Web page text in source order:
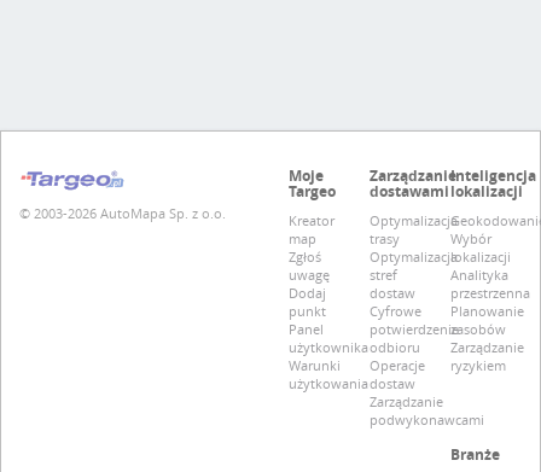
© 2003-2026 AutoMapa Sp. z o.o.
Moje
Targeo
Kreator
map
Zgłoś
uwagę
Dodaj
punkt
Panel
użytkownika
Warunki
użytkowania
Zarządzanie
dostawami
Optymalizacja
trasy
Optymalizacja
stref
dostaw
Cyfrowe
potwierdzenie
odbioru
Operacje
dostaw
Zarządzanie
podwykonawcami
Inteligencja
lokalizacji
Wybór
lokalizacji
Analityka
przestrzenna
Planowanie
zasobów
Zarządzanie
ryzykiem
Branże